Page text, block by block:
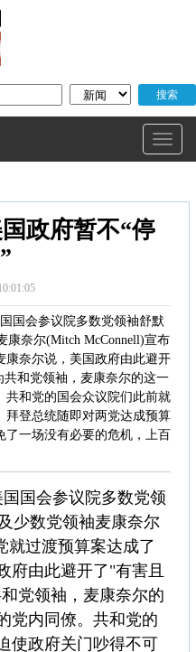
政府暂不“停
国会参议院多数党领袖舒默
康奈尔(Mitch McConnell)宣布
康奈尔说，美国政府由此避开
和党领袖，麦康奈尔的这一
共和党的国会众议院们此前就
拜登总统随即对两党达成预算
一场没有必要的危机，上百
国会参议院多数党领
少数党领袖麦康奈尔
就过渡预算案达成了
府由此避开了"有害且
党领袖，麦康奈尔的
党内同僚。共和党的
使政府关门吵得不可